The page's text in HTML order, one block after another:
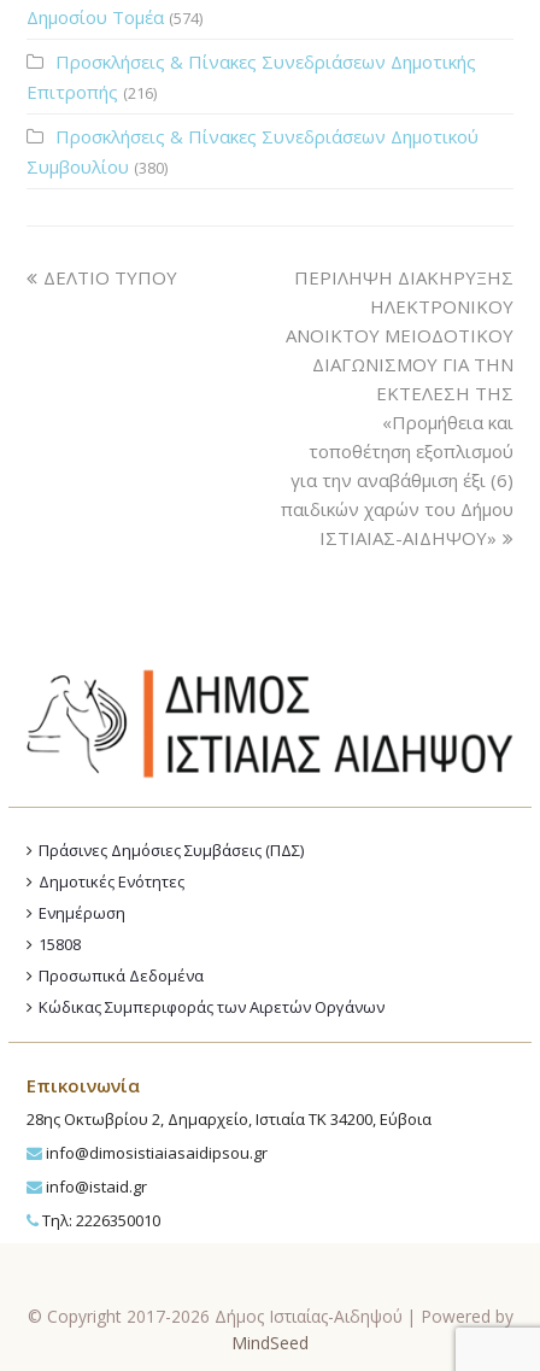
Δημοσίου Τομέα (574)
Προσκλήσεις & Πίνακες Συνεδριάσεων Δημοτικής
Επιτροπής (216)
Προσκλήσεις & Πίνακες Συνεδριάσεων Δημοτικού
Συμβουλίου (380)
ΔΕΛΤΙΟ ΤΥΠΟΥ
ΠΕΡΙΛΗΨΗ ΔΙΑΚΗΡΥΞΗΣ
ΗΛΕΚΤΡΟΝΙΚΟΥ
ΑΝΟΙΚΤΟΥ ΜΕΙΟΔΟΤΙΚΟΥ
ΔΙΑΓΩΝΙΣΜΟΥ ΓΙΑ ΤΗΝ
ΕΚΤΕΛΕΣΗ ΤΗΣ
«Προμήθεια και
τοποθέτηση εξοπλισμού
για την αναβάθμιση έξι (6)
παιδικών χαρών του Δήμου
ΙΣΤΙΑΙΑΣ-ΑΙΔΗΨΟΥ»
Πράσινες Δημόσιες Συμβάσεις (ΠΔΣ)
Δημοτικές Ενότητες
Ενημέρωση
15808
Προσωπικά Δεδομένα
Κώδικας Συμπεριφοράς των Αιρετών Οργάνων
Επικοινωνία
28ης Οκτωβρίου 2, Δημαρχείο, Ιστιαία ΤΚ 34200, Εύβοια
info@dimosistiaiasaidipsou.gr
info@istaid.gr
Τηλ: 2226350010
© Copyright 2017-2026 Δήμος Ιστιαίας-Αιδηψού | Powered by
MindSeed